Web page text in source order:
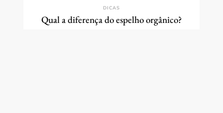
DICAS
Qual a diferença do espelho orgânico?